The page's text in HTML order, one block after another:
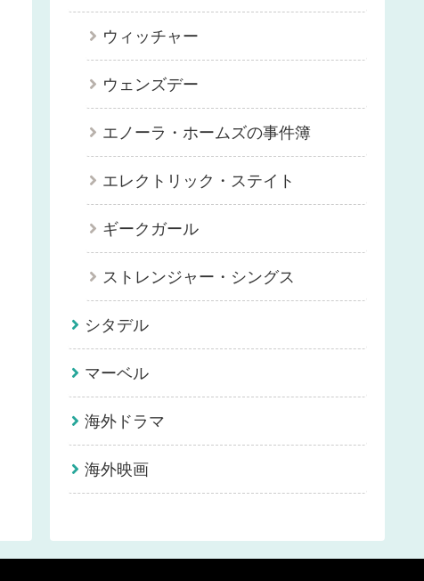
ウィッチャー
ウェンズデー
エノーラ・ホームズの事件簿
エレクトリック・ステイト
ギークガール
ストレンジャー・シングス
シタデル
マーベル
海外ドラマ
海外映画